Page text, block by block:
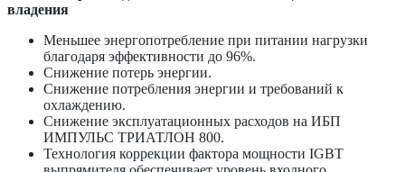
владения
Меньшее энергопотребление при питании нагрузки
благодаря эффективности до 96%.
Снижение потерь энергии.
Снижение потребления энергии и требований к
охлаждению.
Снижение эксплуатационных расходов на ИБП
ИМПУЛЬС ТРИАТЛОН 800.
Технология коррекции фактора мощности IGBT